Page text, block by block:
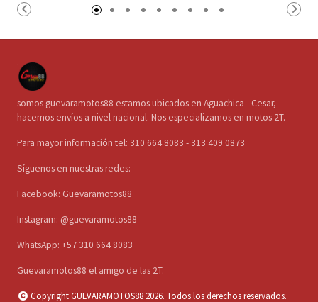
somos guevaramotos88 estamos ubicados en Aguachica - Cesar,
hacemos envíos a nivel nacional. Nos especializamos en motos 2T.
Para mayor información tel: 310 664 8083 - 313 409 0873
Síguenos en nuestras redes:
Facebook: Guevaramotos88
Instagram: @guevaramotos88
WhatsApp: +57 310 664 8083
Guevaramotos88 el amigo de las 2T.
Copyright GUEVARAMOTOS88 2026. Todos los derechos reservados.